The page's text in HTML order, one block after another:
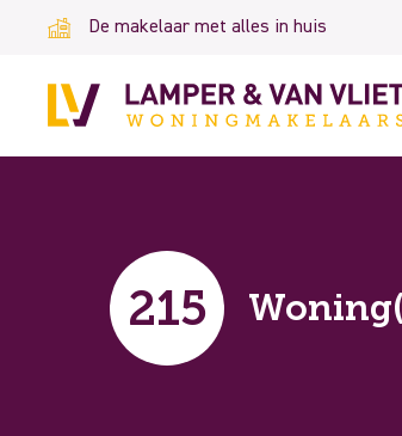
De makelaar met alles in huis
215